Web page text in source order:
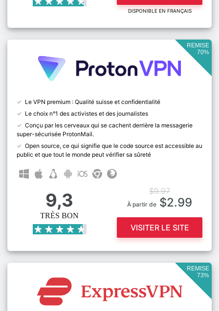
DISPONIBLE EN FRANÇAIS
REMISE
70%
Le VPN premium : Qualité suisse et confidentialité
Le choix n°1 des activistes et des journalistes
Conçu par les cerveaux qui se cachent derrière la messagerie
super-sécurisée ProtonMail.
Open source, ce qui signifie que le code source est accessible au
public et que tout le monde peut vérifier sa sûreté
9,3
TRÈS BON
$9.97
À partir de $2.99
VISITER LE SITE
REMISE
73%